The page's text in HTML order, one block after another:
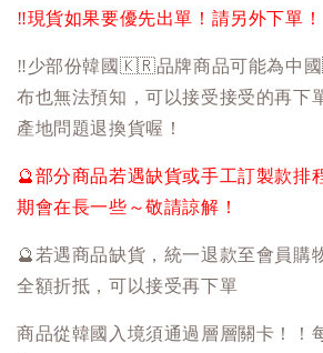
‼️現貨如果要優先出單！請另外下單！
‼️少部份韓國 🇰🇷品牌商品可能為中國
布也無法預知，可以接受接受的再下
產地問題退換貨喔！
🔮部分商品若遇缺貨或手工訂製款排
期會在長一些～敬請諒解！
🔮 若遇商品缺貨，統一退款至會員購
全額折抵，可以接受再下單
商品從韓國入境須通過層層關卡！！